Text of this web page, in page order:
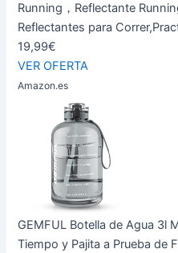
Running，Reflectante
Reflectantes para
19,99€
VER OFERTA
Amazon.es
GEMFUL Botella de Agua 3l
Tiempo y Pajita a Prueba de